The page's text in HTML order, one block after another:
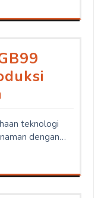
teknologi
dengan…